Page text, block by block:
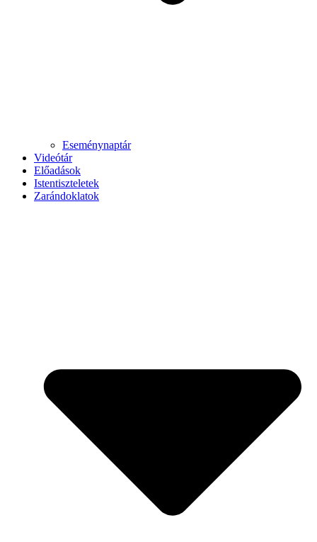
Eseménynaptár
Videótár
Előadások
Istentiszteletek
Zarándoklatok